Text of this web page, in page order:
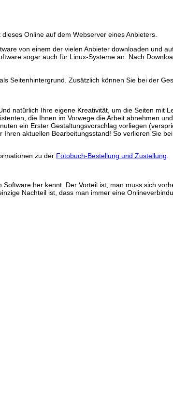
Online auf dem Webserver eines Anbieters.
von einem der vielen Anbieter downloaden und
sogar auch für Linux-Systeme an. Nach
Seitenhintergrund. Zusätzlich können Sie bei der
natürlich Ihre eigene Kreativität, um die Seiten mit
die Ihnen im Vorwege die Arbeit abnehmen
ein Erster Gestaltungsvorschlag vorliegen
aktuellen Bearbeitungsstand! So verlieren Sie
zu der Fotobuch-Bestellung und Zustellung.
her kennt. Der Vorteil ist, man muss sich
Nachteil ist, dass man immer eine